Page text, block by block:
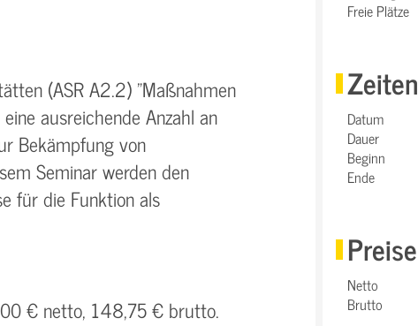
(ASR A2.2) "Maßnahmen
ausreichende Anzahl an
Bekämpfung von
Seminar werden den
für die Funktion als
€ netto, 148,75 € brutto.
Freie Plätze
Zeiten
Datum
Dauer
Beginn
Ende
Preise
Netto
Brutto